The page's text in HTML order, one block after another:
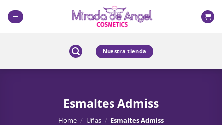
content
Nuestra tienda
Esmaltes Admiss
Home / Uñas / Esmaltes Admiss